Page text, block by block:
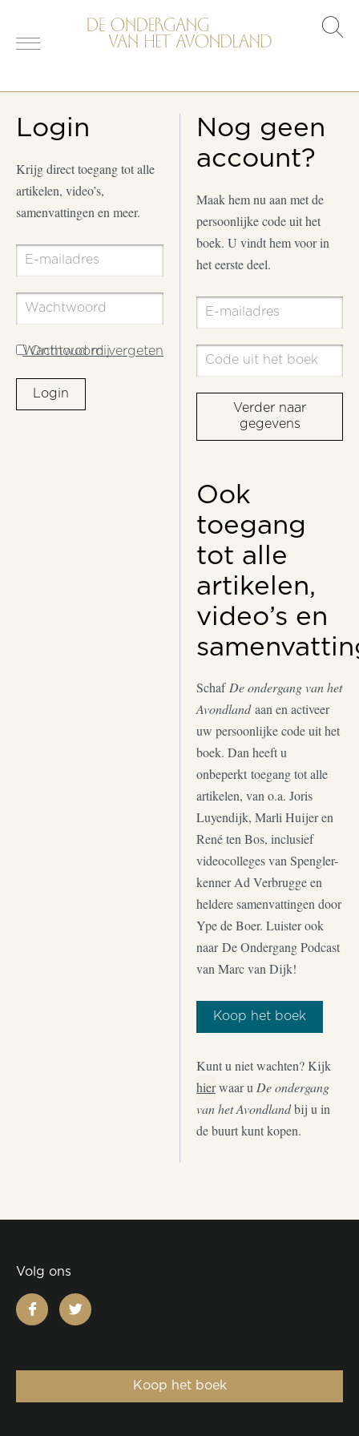
Login
Krijg direct toegang tot alle
artikelen, video’s,
samenvattingen en meer.
Wachtwoord vergeten
Onthoud mij
Login
Nog geen
account?
Maak hem nu aan met de
persoonlijke code uit het
boek. U vindt hem voor in
het eerste deel.
Verder naar
gegevens
Ook
toegang
tot alle
artikelen,
video’s en
Schaf De ondergang van het
Avondlandaan en activeer
uw persoonlijke code uit het
boek. Dan heeft u
onbeperkt toegang tot alle
artikelen, van o.a. Joris
Luyendijk, Marli Huijer en
René ten Bos, inclusief
videocolleges van Spengler-
kenner Ad Verbrugge en
heldere samenvattingen door
Ype de Boer. Luister ook
naar De Ondergang Podcast
van Marc van Dijk!
Koop het boek
Kunt u niet wachten? Kijk
hierwaar u De ondergang
van het Avondlandbij u in
de buurt kunt kopen.
Volg ons
facebooktwitter
Koop het boek